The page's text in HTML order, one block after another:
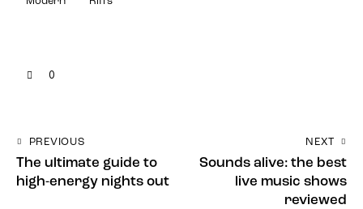
0
PREVIOUS
The ultimate guide to
high-energy nights out
NEXT
Sounds alive: the best
live music shows
reviewed